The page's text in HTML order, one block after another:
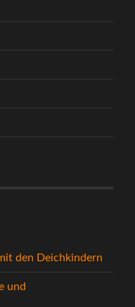
den Deichkindern
und